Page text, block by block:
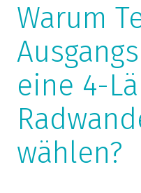
Warum
eine 4-
wählen?